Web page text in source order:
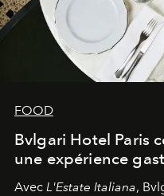
FOOD
Bvlgari Hotel Paris
une expérience
Avec L'Estate Italiana,